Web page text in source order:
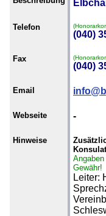
Telefon
(040)
Fax
(040)
Email
Webseite -
Hinweise
Gewähr!
Leiter: